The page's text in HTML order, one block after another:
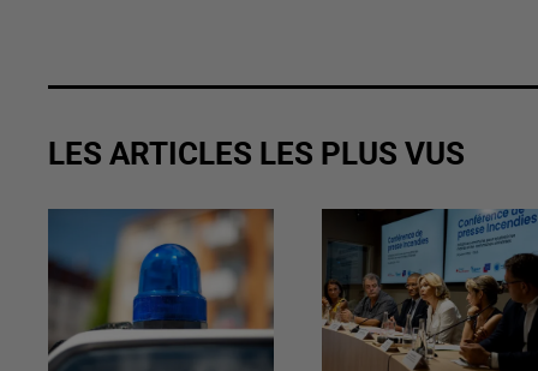
LES ARTICLES LES PLUS VUS